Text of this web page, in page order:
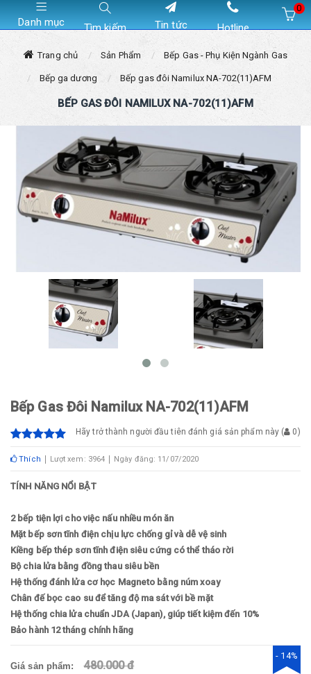
Danh mục Tìm kiếm Tin tức Hotline
0
Trang chủ Sản Phẩm Bếp Gas - Phụ Kiện Ngành Gas
Bếp ga dương Bếp gas đôi Namilux NA-702(11)AFM
BẾP GAS ĐÔI NAMILUX NA-702(11)AFM
Bếp Gas Đôi Namilux NA-702(11)AFM
Hãy trở thành người đầu tiên đánh giá sản phẩm này ( 0)
Thích Lượt xem: 3964 Ngày đăng: 11/07/2020
TÍNH NĂNG NỔI BẬT
2 bếp tiện lợi cho việc nấu nhiều món ăn
Mặt bếp sơn tĩnh điện chịu lực chống gỉ và dễ vệ sinh
Kiềng bếp thép sơn tĩnh điện siêu cứng có thể tháo rời
Bộ chia lửa bằng đồng thau siêu bền
Hệ thống đánh lửa cơ học Magneto bằng núm xoay
Chân đế bọc cao su để tăng độ ma sát với bề mặt
Hệ thống chia lửa chuẩn JDA (Japan), giúp tiết kiệm đến 10%
Bảo hành 12 tháng chính hãng
Giá sản phẩm: 480.000 đ
- 14%